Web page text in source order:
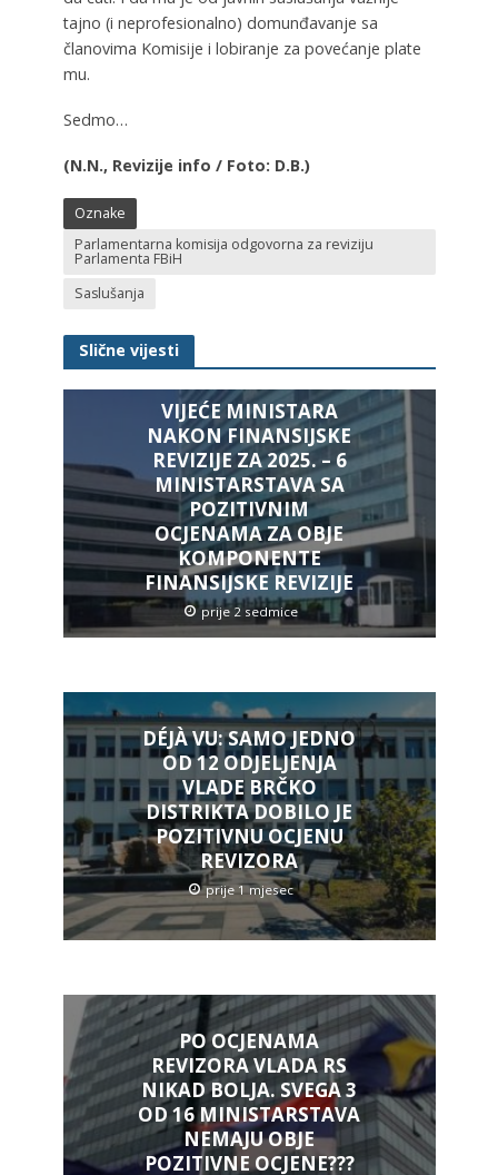
tajno (i neprofesionalno) domunđavanje sa
članovima Komisije i lobiranje za povećanje plate
mu.
Sedmo…
(N.N., Revizije info / Foto: D.B.)
Oznake
Parlamentarna komisija odgovorna za reviziju
Parlamenta FBiH
Saslušanja
Slične vijesti
VIJEĆE MINISTARA
NAKON FINANSIJSKE
REVIZIJE ZA 2025. – 6
MINISTARSTAVA SA
POZITIVNIM
OCJENAMA ZA OBJE
KOMPONENTE
FINANSIJSKE REVIZIJE
prije 2 sedmice
DÉJÀ VU: SAMO JEDNO
OD 12 ODJELJENJA
VLADE BRČKO
DISTRIKTA DOBILO JE
POZITIVNU OCJENU
REVIZORA
prije 1 mjesec
PO OCJENAMA
REVIZORA VLADA RS
NIKAD BOLJA. SVEGA 3
OD 16 MINISTARSTAVA
NEMAJU OBJE
POZITIVNE OCJENE???